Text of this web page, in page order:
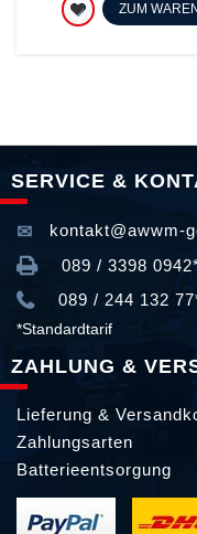
ZUM
SERVICE &
kontakt@awwm-
089 / 3398
089 / 244 132
*Standardtarif
ZAHLUNG &
Lieferung &
Zahlungsarten
Batterieentsorgung